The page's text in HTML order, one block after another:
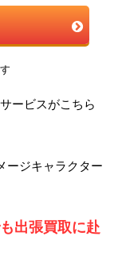
ービスがこちら
ージキャラクター
出張買取に赴